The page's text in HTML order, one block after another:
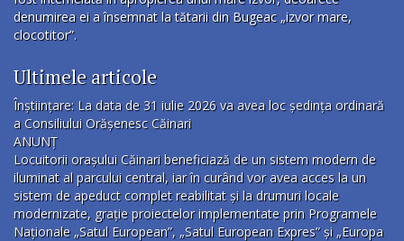
denumirea ei a însemnat la tătarii din Bugeac „izvor mare,
clocotitor”.
Ultimele articole
Înștiințare: La data de 31 iulie 2026 va avea loc ședința ordinară
a Consiliului Orășenesc Căinari
ANUNȚ
Locuitorii orașului Căinari beneficiază de un sistem modern de
iluminat al parcului central, iar în curând vor avea acces la un
sistem de apeduct complet reabilitat și la drumuri locale
modernizate, grație proiectelor implementate prin Programele
Naționale „Satul European”, „Satul European Expres” și „Europa